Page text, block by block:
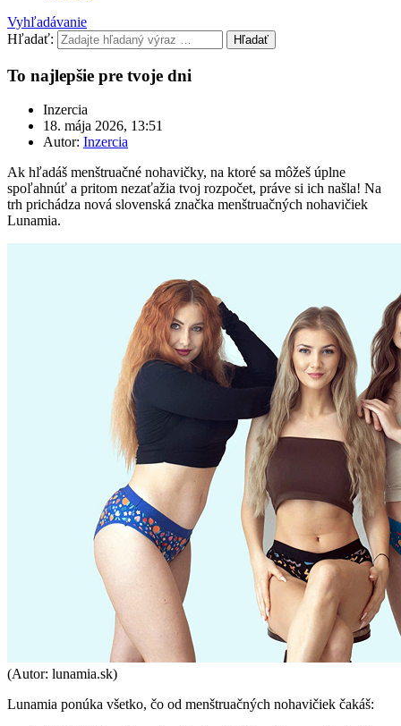
Vyhľadávanie
Hľadať:
Hľadať
To najlepšie pre tvoje dni
Inzercia
18. mája 2026, 13:51
Autor: Inzercia
Ak hľadáš menštruačné nohavičky, na ktoré sa môžeš úplne
spoľahnúť a pritom nezaťažia tvoj rozpočet, práve si ich našla! Na
trh prichádza nová slovenská značka menštruačných nohavičiek
Lunamia.
(Autor: lunamia.sk)
Lunamia ponúka všetko, čo od menštruačných nohavičiek čakáš: